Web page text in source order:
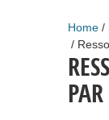
Home